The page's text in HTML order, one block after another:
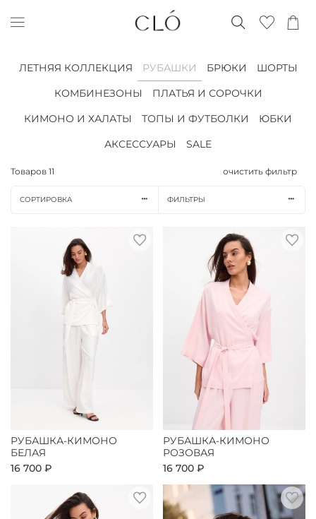
ЛЕТНЯЯ КОЛЛЕКЦИЯ РУБАШКИ БРЮКИ
ШОРТЫ
КОМБИНЕЗОНЫ
ПЛАТЬЯ И СОРОЧКИ
КИМОНО И ХАЛАТЫ
ТОПЫ И ФУТБОЛКИ
ЮБКИ
АКСЕССУАРЫ
SALE
Товаров 11 очистить фильтр
СОРТИРОВКА ФИЛЬТРЫ
РУБАШКА-КИМОНО
БЕЛАЯ
16 700 ₽
РУБАШКА-КИМОНО
РОЗОВАЯ
16 700 ₽